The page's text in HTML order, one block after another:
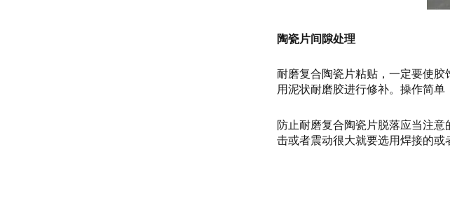
陶瓷片间隙处理
耐磨复合陶瓷片粘贴，一定要使
用泥状耐磨胶进行修补。操作简单
防止耐磨复合陶瓷片脱落应当注
击或者震动很大就要选用焊接的或